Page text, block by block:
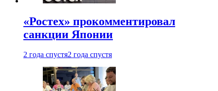
«Ростех» прокомментировал
санкции Японии
2 года спустя2 года спустя